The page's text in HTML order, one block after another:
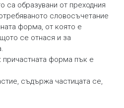
образувани от преходния
словосъчетание
форма, от която е
се отнася и за
причастната форма пък е
съдържа частицата се,